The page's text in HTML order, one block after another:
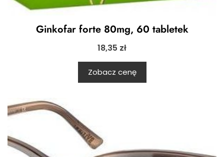
Ginkofar forte 80mg, 60 tabletek
18,35 zł
Zobacz cenę